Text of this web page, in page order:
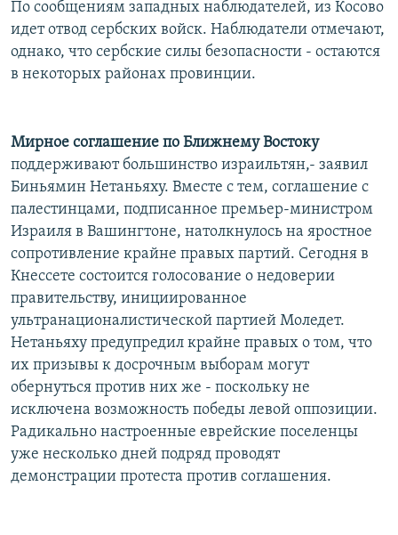
По сообщениям западных наблюдателей, из Косово
идет отвод сербских войск. Наблюдатели отмечают,
однако, что сербские силы безопасности - остаются
в некоторых районах провинции.
Мирное соглашение по Ближнему Востоку
поддерживают большинство израильтян,- заявил
Биньямин Нетаньяху. Вместе с тем, соглашение с
палестинцами, подписанное премьер-министром
Израиля в Вашингтоне, натолкнулось на яростное
сопротивление крайне правых партий. Сегодня в
Кнессете состоится голосование о недоверии
правительству, инициированное
ультранационалистической партией Моледет.
Нетаньяху предупредил крайне правых о том, что
их призывы к досрочным выборам могут
обернуться против них же - поскольку не
исключена возможность победы левой оппозиции.
Радикально настроенные еврейские поселенцы
уже несколько дней подряд проводят
демонстрации протеста против соглашения.